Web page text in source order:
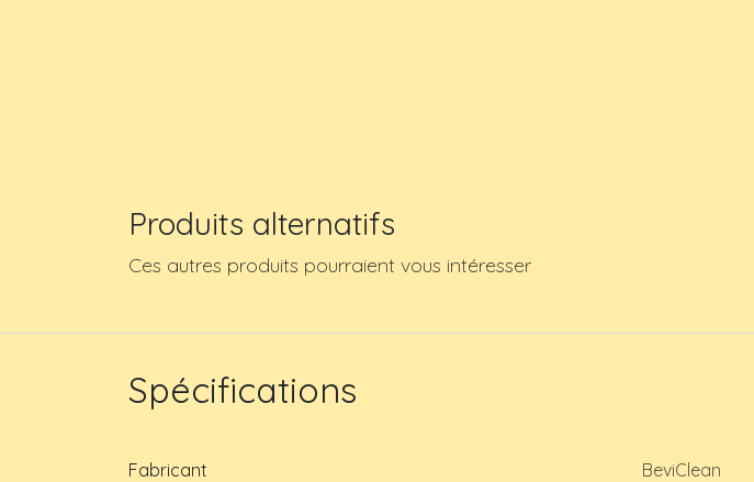
Produits alternatifs
Ces autres produits pourraient vous intéresser
Spécifications
Fabricant BeviClean